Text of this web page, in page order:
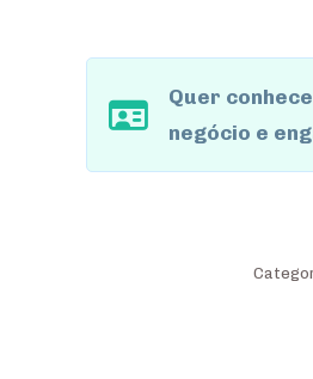
Quer
negócio e